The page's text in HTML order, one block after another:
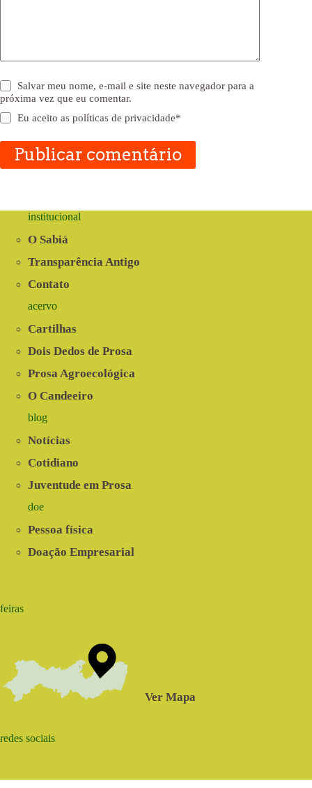
Salvar meu nome, e-mail e site neste navegador para a
próxima vez que eu comentar.
Eu aceito aspolíticas de privacidade*
Publicar comentário
institucional
O Sabiá
Transparência Antigo
Contato
acervo
Cartilhas
Dois Dedos de Prosa
Prosa Agroecológica
O Candeeiro
blog
Notícias
Cotidiano
Juventude em Prosa
doe
Pessoa física
Doação Empresarial
feiras
Ver Mapa
redes sociais